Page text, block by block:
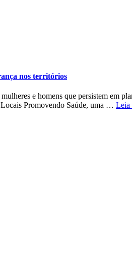
nos territórios
e homens que persistem em
Locais Promovendo Saúde, uma … Leia